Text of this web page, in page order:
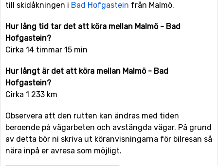
till skidåkningen i Bad Hofgastein från Malmö.
Hur lång tid tar det att köra mellan Malmö - Bad
Hofgastein?
Cirka 14 timmar 15 min
Hur långt är det att köra mellan Malmö - Bad
Hofgastein?
Cirka 1 233 km
Observera att den rutten kan ändras med tiden
beroende på vägarbeten och avstängda vägar. På grund
av detta bör ni skriva ut köranvisningarna för bilresan så
nära inpå er avresa som möjligt.